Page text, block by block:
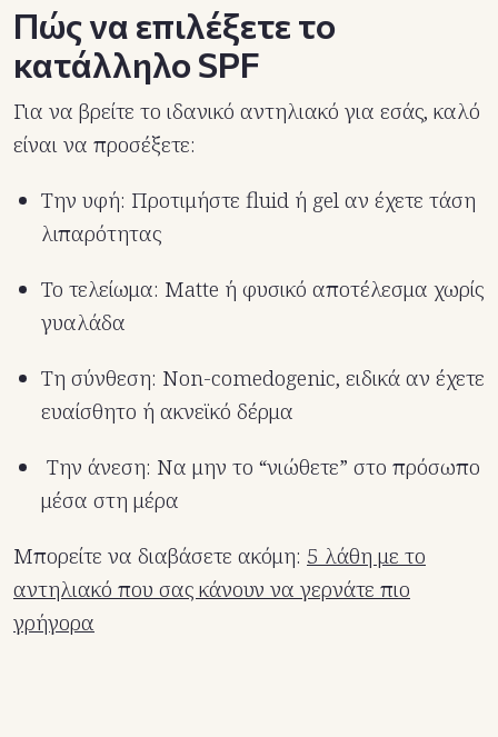
Πώς να επιλέξετε το
κατάλληλο SPF
Για να βρείτε το ιδανικό αντηλιακό για εσάς, καλό
είναι να προσέξετε:
Την υφή: Προτιμήστε fluid ή gel αν έχετε τάση
λιπαρότητας
Το τελείωμα: Matte ή φυσικό αποτέλεσμα χωρίς
γυαλάδα
Τη σύνθεση: Non-comedogenic, ειδικά αν έχετε
ευαίσθητο ή ακνεϊκό δέρμα
Την άνεση: Να μην το “νιώθετε” στο πρόσωπο
μέσα στη μέρα
Μπορείτε να διαβάσετε ακόμη: 5 λάθη με το
αντηλιακό που σας κάνουν να γερνάτε πιο
γρήγορα